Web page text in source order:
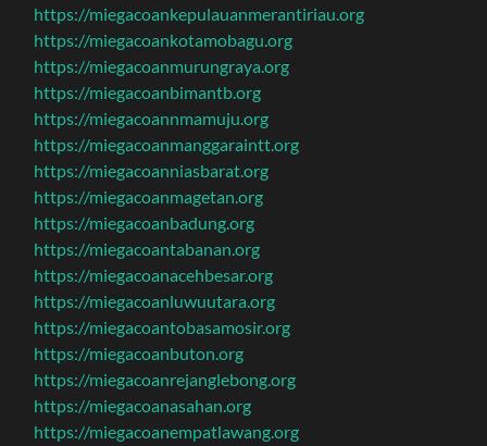
https://miegacoankepulauanmerantiriau.org
https://miegacoankotamobagu.org
https://miegacoanmurungraya.org
https://miegacoanbimantb.org
https://miegacoannmamuju.org
https://miegacoanmanggaraintt.org
https://miegacoanniasbarat.org
https://miegacoanmagetan.org
https://miegacoanbadung.org
https://miegacoantabanan.org
https://miegacoanacehbesar.org
https://miegacoanluwuutara.org
https://miegacoantobasamosir.org
https://miegacoanbuton.org
https://miegacoanrejanglebong.org
https://miegacoanasahan.org
https://miegacoanempatlawang.org